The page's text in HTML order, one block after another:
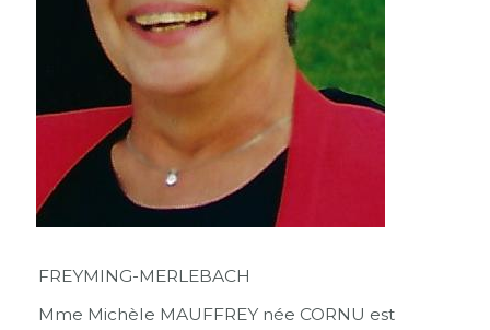
FREYMING-MERLEBACH
Mme Michèle MAUFFREY née CORNU est